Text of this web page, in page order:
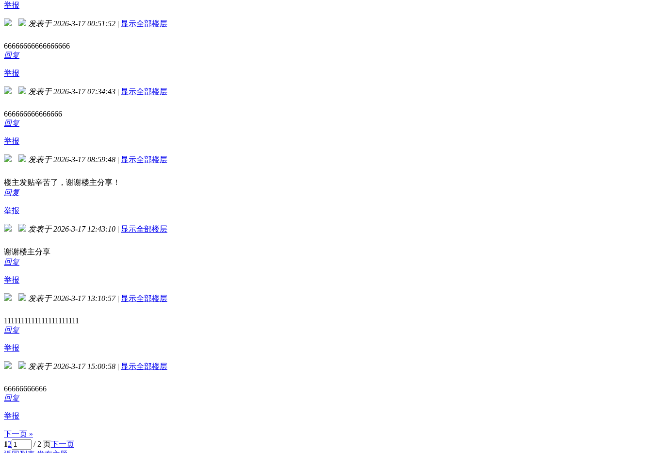
举报
发表于 2026-3-17 00:51:52 | 显示全部楼层
66666666666666666
回复
举报
发表于 2026-3-17 07:34:43 | 显示全部楼层
666666666666666
回复
举报
发表于 2026-3-17 08:59:48 | 显示全部楼层
楼主发贴辛苦了，谢谢楼主分享！
回复
举报
发表于 2026-3-17 12:43:10 | 显示全部楼层
谢谢楼主分享
回复
举报
发表于 2026-3-17 13:10:57 | 显示全部楼层
1111111111111111111111
回复
举报
发表于 2026-3-17 15:00:58 | 显示全部楼层
66666666666
回复
举报
下一页 »
12 / 2 页下一页